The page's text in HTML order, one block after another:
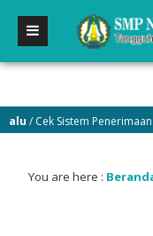
/ Cek Sistem Penerimaan
You are here :